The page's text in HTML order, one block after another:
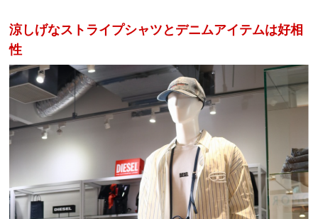
涼しげなストライプシャツとデニムアイテムは好相
性